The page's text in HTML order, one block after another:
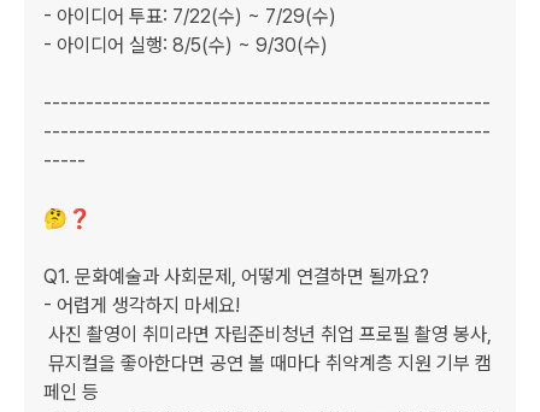
- 아이디어 투표: 7/22(수) ~ 7/29(수)
- 아이디어 실행: 8/5(수) ~ 9/30(수)
-----------------------------------------------------
-----------------------------------------------------
-----
🤔❓
Q1. 문화예술과 사회문제, 어떻게 연결하면 될까요?
- 어렵게 생각하지 마세요!
페인 등